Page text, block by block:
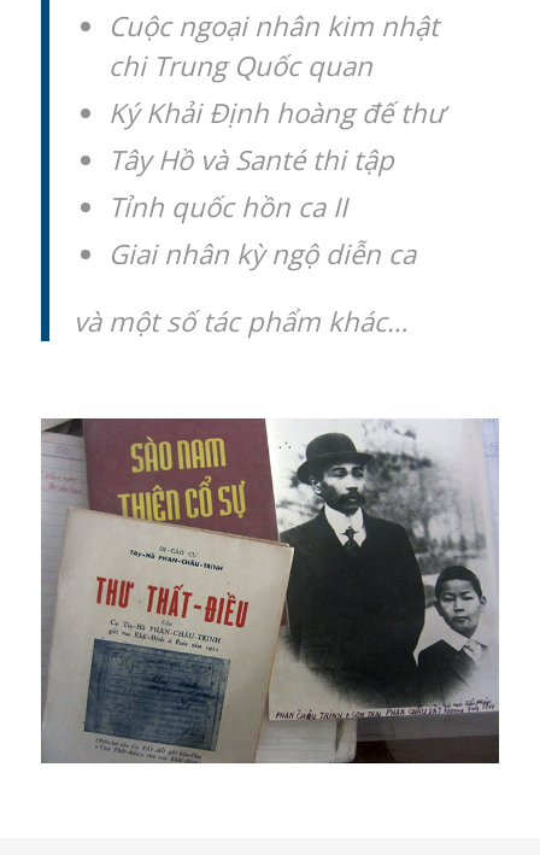
Cuộc ngoại nhân kim nhật
chi Trung Quốc quan
Ký Khải Định hoàng đế thư
Tây Hồ và Santé thi tập
Tỉnh quốc hồn ca II
Giai nhân kỳ ngộ diễn ca
và một số tác phẩm khác…